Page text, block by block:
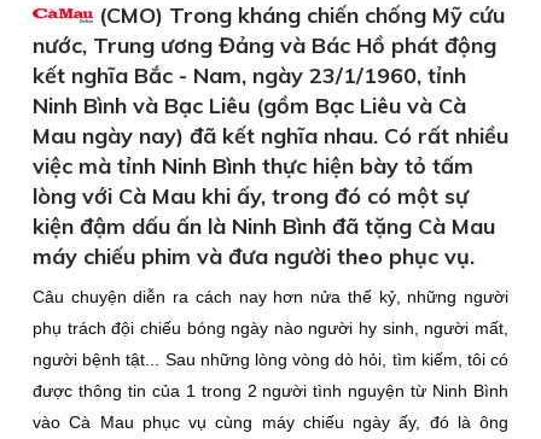
(CMO) Trong kháng chiến chống Mỹ cứu
nước, Trung ương Đảng và Bác Hồ phát động
kết nghĩa Bắc - Nam, ngày 23/1/1960, tỉnh
Ninh Bình và Bạc Liêu (gồm Bạc Liêu và Cà
Mau ngày nay) đã kết nghĩa nhau. Có rất nhiều
việc mà tỉnh Ninh Bình thực hiện bày tỏ tấm
lòng với Cà Mau khi ấy, trong đó có một sự
kiện đậm dấu ấn là Ninh Bình đã tặng Cà Mau
máy chiếu phim và đưa người theo phục vụ.
Câu chuyện diễn ra cách nay hơn nửa thế kỷ, những người
phụ trách đội chiếu bóng ngày nào người hy sinh, người mất,
người bệnh tật... Sau những lòng vòng dò hỏi, tìm kiếm, tôi có
được thông tin của 1 trong 2 người tình nguyện từ Ninh Bình
vào Cà Mau phục vụ cùng máy chiếu ngày ấy, đó là ông